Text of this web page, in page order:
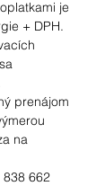
je
+ DPH.
prenájom
na
838 662